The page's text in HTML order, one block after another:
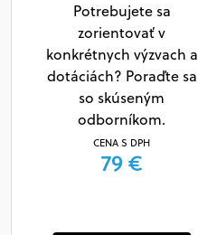
Potrebujete sa
zorientovať v
konkrétnych výzvach a
dotáciách? Poraďte sa
so skúseným
odborníkom.
CENA S DPH
79 €